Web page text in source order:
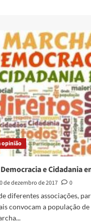
opinião
e Cidadania
de dezembro de 2017
0
diferentes associações,
convocam a população de